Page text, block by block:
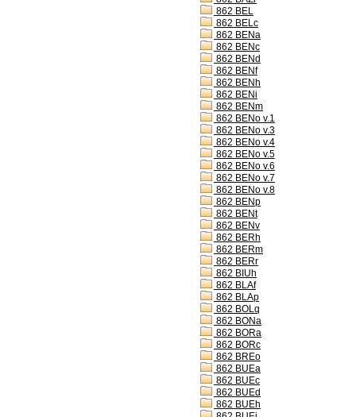
862 BEL
862 BELc
862 BENa
862 BENc
862 BENd
862 BENf
862 BENh
862 BENi
862 BENm
862 BENo v.1
862 BENo v.3
862 BENo v.4
862 BENo v.5
862 BENo v.6
862 BENo v.7
862 BENo v.8
862 BENp
862 BENt
862 BENv
862 BERh
862 BERm
862 BERr
862 BIUh
862 BLAf
862 BLAp
862 BOLq
862 BONa
862 BORa
862 BORc
862 BREo
862 BUEa
862 BUEc
862 BUEd
862 BUEh